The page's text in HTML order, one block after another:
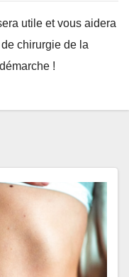
utile et vous aidera
chirurgie de la
!